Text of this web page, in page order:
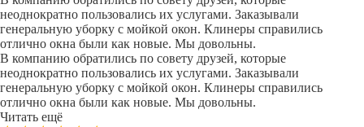
неоднократно пользовались их услугами. Заказывали
генеральную уборку с мойкой окон. Клинеры справились
отлично окна были как новые. Мы довольны.
В компанию обратились по совету друзей, которые
неоднократно пользовались их услугами. Заказывали
генеральную уборку с мойкой окон. Клинеры справились
отлично окна были как новые. Мы довольны.
Читать ещё